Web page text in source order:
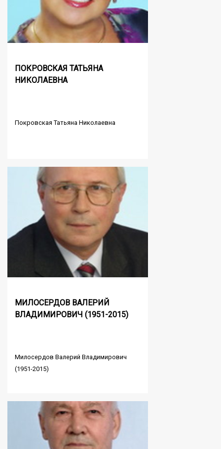
ПОКРОВСКАЯ ТАТЬЯНА
НИКОЛАЕВНА
Покровская Татьяна Николаевна
МИЛОСЕРДОВ ВАЛЕРИЙ
ВЛАДИМИРОВИЧ (1951-2015)
Милосердов Валерий Владимирович
(1951-2015)